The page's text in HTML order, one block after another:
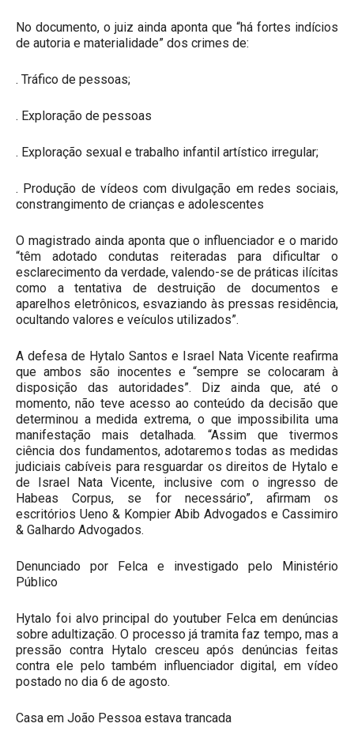
No documento, o juiz ainda aponta que “há fortes indícios
de autoria e materialidade” dos crimes de:
. Tráfico de pessoas;
. Exploração de pessoas
. Exploração sexual e trabalho infantil artístico irregular;
. Produção de vídeos com divulgação em redes sociais,
constrangimento de crianças e adolescentes
O magistrado ainda aponta que o influenciador e o marido
“têm adotado condutas reiteradas para dificultar o
esclarecimento da verdade, valendo-se de práticas ilícitas
como a tentativa de destruição de documentos e
aparelhos eletrônicos, esvaziando às pressas residência,
ocultando valores e veículos utilizados”.
A defesa de Hytalo Santos e Israel Nata Vicente reafirma
que ambos são inocentes e “sempre se colocaram à
disposição das autoridades”. Diz ainda que, até o
momento, não teve acesso ao conteúdo da decisão que
determinou a medida extrema, o que impossibilita uma
manifestação mais detalhada. “Assim que tivermos
ciência dos fundamentos, adotaremos todas as medidas
judiciais cabíveis para resguardar os direitos de Hytalo e
de Israel Nata Vicente, inclusive com o ingresso de
Habeas Corpus, se for necessário”, afirmam os
escritórios Ueno & Kompier Abib Advogados e Cassimiro
& Galhardo Advogados.
Denunciado por Felca e investigado pelo Ministério
Público
Hytalo foi alvo principal do youtuber Felca em denúncias
sobre adultização. O processo já tramita faz tempo, mas a
pressão contra Hytalo cresceu após denúncias feitas
contra ele pelo também influenciador digital, em vídeo
postado no dia 6 de agosto.
Casa em João Pessoa estava trancada